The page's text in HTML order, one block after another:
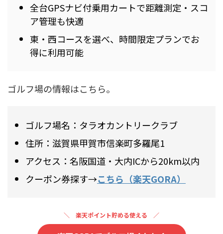
全台GPSナビ付乗用カートで距離測定・スコ
ア管理も快適
東・西コースを選べ、時間限定プランでお
得に利用可能
ゴルフ場の情報はこちら。
ゴルフ場名：タラオカントリークラブ
住所：滋賀県甲賀市信楽町多羅尾1
アクセス：名阪国道・大内ICから20km以内
クーポン券探す→こちら（楽天GORA）
楽天ポイント貯める使える